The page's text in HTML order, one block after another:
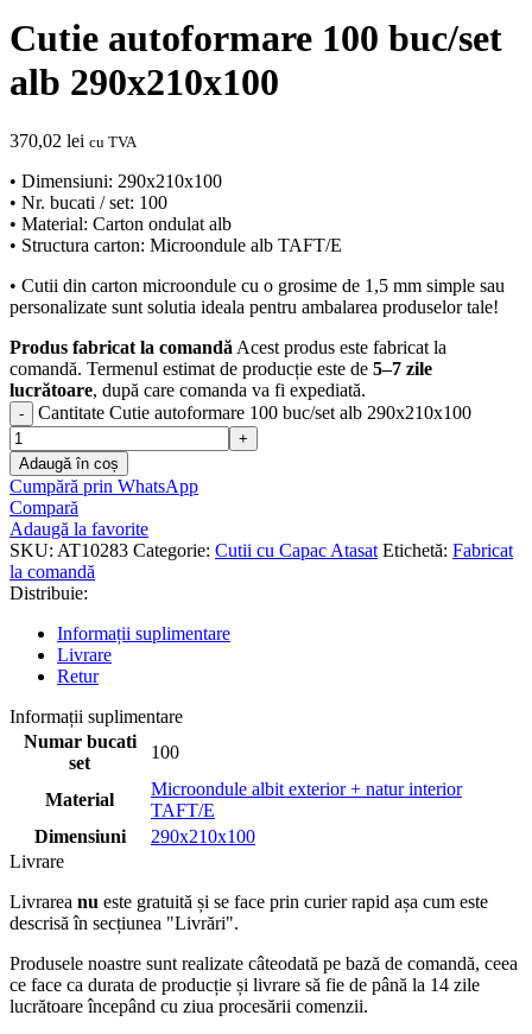
Cutie autoformare 100 buc/set
alb 290x210x100
370,02 lei cu TVA
• Dimensiuni: 290x210x100
• Nr. bucati / set: 100
• Material: Carton ondulat alb
• Structura carton: Microondule alb TAFT/E
• Cutii din carton microondule cu o grosime de 1,5 mm simple sau
personalizate sunt solutia ideala pentru ambalarea produselor tale!
Produs fabricat la comandă Acest produs este fabricat la
comandă. Termenul estimat de producție este de 5–7 zile
lucrătoare, după care comanda va fi expediată.
Cantitate Cutie autoformare 100 buc/set alb 290x210x100
Adaugă în coș
Cumpără prin WhatsApp
Compară
Adaugă la favorite
SKU: AT10283 Categorie: Cutii cu Capac Atasat Etichetă: Fabricat
la comandă
Distribuie:
Informații suplimentare
Livrare
Retur
Informații suplimentare
Numar bucati
set
100
Material
Microondule albit exterior + natur interior
TAFT/E
Dimensiuni
290x210x100
Livrare
Livrarea nu este gratuită și se face prin curier rapid așa cum este
descrisă în secțiunea "Livrări".
Produsele noastre sunt realizate câteodată pe bază de comandă, ceea
ce face ca durata de producție și livrare să fie de până la 14 zile
lucrătoare începând cu ziua procesării comenzii.